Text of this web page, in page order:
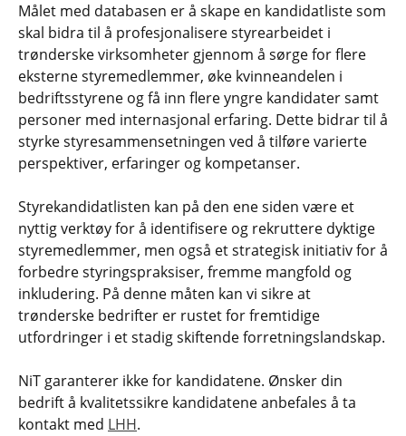
Målet med databasen er å skape en kandidatliste som
skal bidra til å profesjonalisere styrearbeidet i
trønderske virksomheter gjennom å sørge for flere
eksterne styremedlemmer, øke kvinneandelen i
bedriftsstyrene og få inn flere yngre kandidater samt
personer med internasjonal erfaring. Dette bidrar til å
styrke styresammensetningen ved å tilføre varierte
perspektiver, erfaringer og kompetanser.
Styrekandidatlisten kan på den ene siden være et
nyttig verktøy for å identifisere og rekruttere dyktige
styremedlemmer, men også et strategisk initiativ for å
forbedre styringspraksiser, fremme mangfold og
inkludering. På denne måten kan vi sikre at
trønderske bedrifter er rustet for fremtidige
utfordringer i et stadig skiftende forretningslandskap.
NiT garanterer ikke for kandidatene. Ønsker din
bedrift å kvalitetssikre kandidatene anbefales å ta
kontakt med LHH.